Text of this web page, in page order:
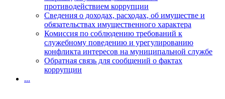
противодействием коррупции
Сведения о доходах, расходах, об имуществе и
обязательствах имущественного характера
Комиссия по соблюдению требований к
служебному поведению и урегулированию
конфликта интересов на муниципальной службе
Обратная связь для сообщений о фактах
коррупции
...